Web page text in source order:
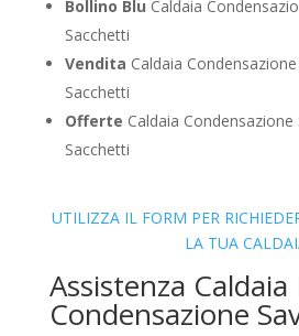
Bollino Blu Caldaia
Sacchetti
Vendita Caldaia
Sacchetti
Offerte Caldaia Condensazione
Sacchetti
UTILIZZA IL FORM PER
LA TUA
Assistenza
Condensazione